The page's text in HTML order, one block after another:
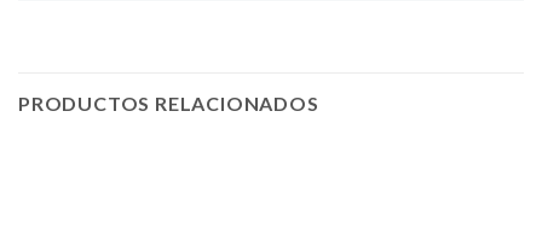
PRODUCTOS RELACIONADOS